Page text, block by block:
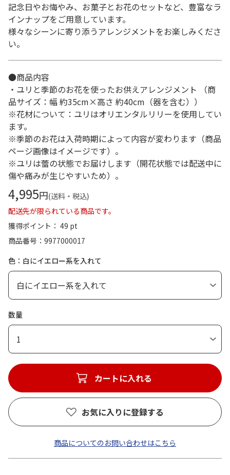
記念日やお悔やみ、お菓子とお花のセットなど、豊富なラ
インナップをご用意しています。
様々なシーンに寄り添うアレンジメントをお楽しみくださ
い。
●商品内容
・ユリと季節のお花を使ったお供えアレンジメント （商
品サイズ：幅 約35cm×高さ 約40cm（器を含む））
※花材について：ユリはオリエンタルリリーを使用してい
ます。
※季節のお花は入荷時期によって内容が変わります（商品
ページ画像はイメージです）。
※ユリは蕾の状態でお届けします（開花状態では配送中に
傷や痛みが生じやすいため）。
4,995円(送料・税込)
配送先が限られている商品です。
獲得ポイント： 49 pt
商品番号
9977000017
色：白にイエロー系を入れて
数量
1
カートに入れる
お気に入りに登録する
商品についてのお問い合わせはこちら